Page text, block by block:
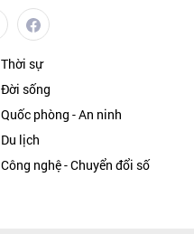
Thời sự
Đời sống
Quốc phòng - An ninh
Du lịch
Công nghệ - Chuyển đổi số